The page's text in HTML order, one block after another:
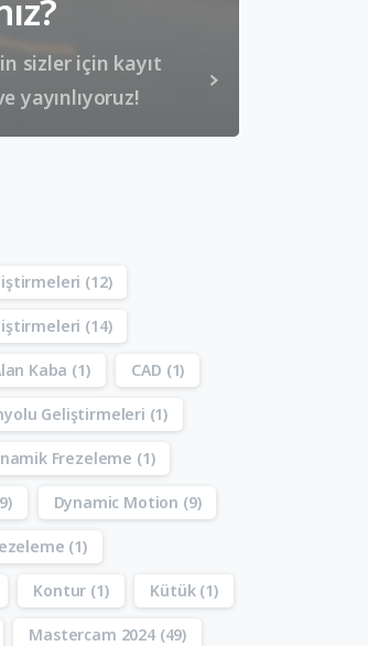
sizler için kayıt
yayınlıyoruz!
(12)
(14)
Kaba (1) CAD (1)
Geliştirmeleri (1)
Frezeleme (1)
Dynamic Motion (9)
(1)
Kontur (1) Kütük(1)
Mastercam 2024(49)